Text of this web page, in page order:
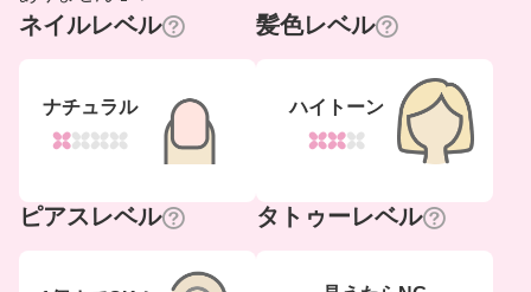
ネイルレベル
ナチュラル
髪色レベル
ハイトーン
ピアスレベル タトゥーレベル